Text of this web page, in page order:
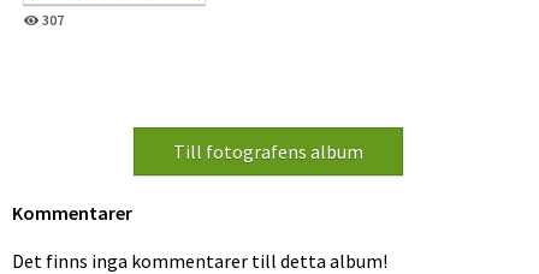
307
Kommentarer
Det finns inga kommentarer till detta album!